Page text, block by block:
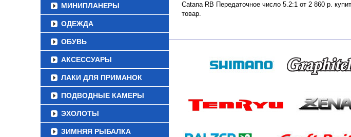
МИНИПЛАНЕРЫ
ОДЕЖДА
ОБУВЬ
АКСЕССУАРЫ
ЛАКИ ДЛЯ ПРИМАНОК
ПОДВОДНЫЕ КАМЕРЫ
ЭХОЛОТЫ
ЗИМНЯЯ РЫБАЛКА
Catana RB Передаточное число 5.2:1 от 2 860 р.
товар.